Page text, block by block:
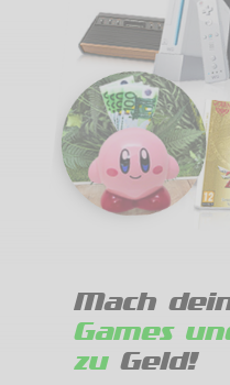
Mach
Games
zuGeld!